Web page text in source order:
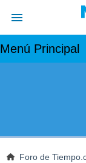
Menú Principal
Foro de